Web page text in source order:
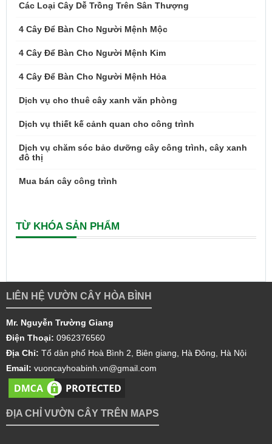
Các Loại Cây Dễ Trồng Trên Sân Thượng
4 Cây Để Bàn Cho Người Mệnh Mộc
4 Cây Để Bàn Cho Người Mệnh Kim
4 Cây Để Bàn Cho Người Mệnh Hỏa
Dịch vụ cho thuê cây xanh văn phòng
Dịch vụ thiết kế cảnh quan cho công trình
Dịch vụ chăm sóc bảo dưỡng cây công trình, cây xanh
đô thị
Mua bán cây công trình
TỪ KHÓA SẢN PHẨM
LIÊN HỆ VƯỜN CÂY HÒA BÌNH
Mr. Nguyễn Trường Giang
Điện Thoại: 0962376560
Địa Chỉ: Tổ dân phố Hoà Bình 2, Biên giang, Hà Đông, Hà Nội
Email: vuoncayhoabinh.vn@gmail.com
ĐỊA CHỈ VƯỜN CÂY TRÊN MAPS